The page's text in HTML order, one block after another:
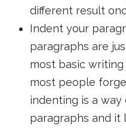
different result
Indent your
paragraphs are
most basic
most people
indenting is a
paragraphs and it